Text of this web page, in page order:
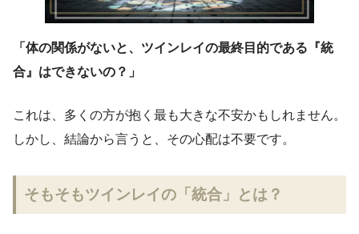
「体の関係がないと、ツインレイの最終目的である『統
合』はできないの？」
これは、多くの方が抱く最も大きな不安かもしれません。
しかし、結論から言うと、その心配は不要です。
そもそもツインレイの「統合」とは？